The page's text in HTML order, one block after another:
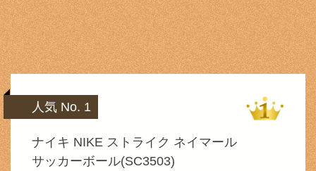
人気 No. 1
ナイキ NIKE ストライク ネイマール
サッカーボール(SC3503)